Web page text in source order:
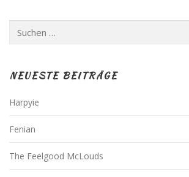
Suchen
NEUESTE BEITRÄGE
Harpyie
Fenian
The Feelgood McLouds